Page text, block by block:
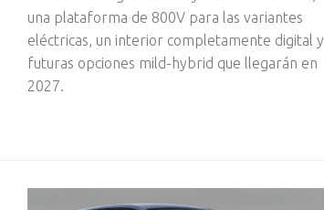
una plataforma de 800V para las variantes
eléctricas, un interior completamente digital y
futuras opciones mild-hybrid que llegarán en
2027.